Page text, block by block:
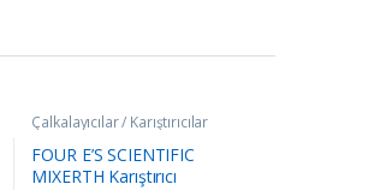
Çalkalayıcılar / Karıştırıcılar
FOUR E’S SCIENTIFIC
MIXERTH Karıştırıcı